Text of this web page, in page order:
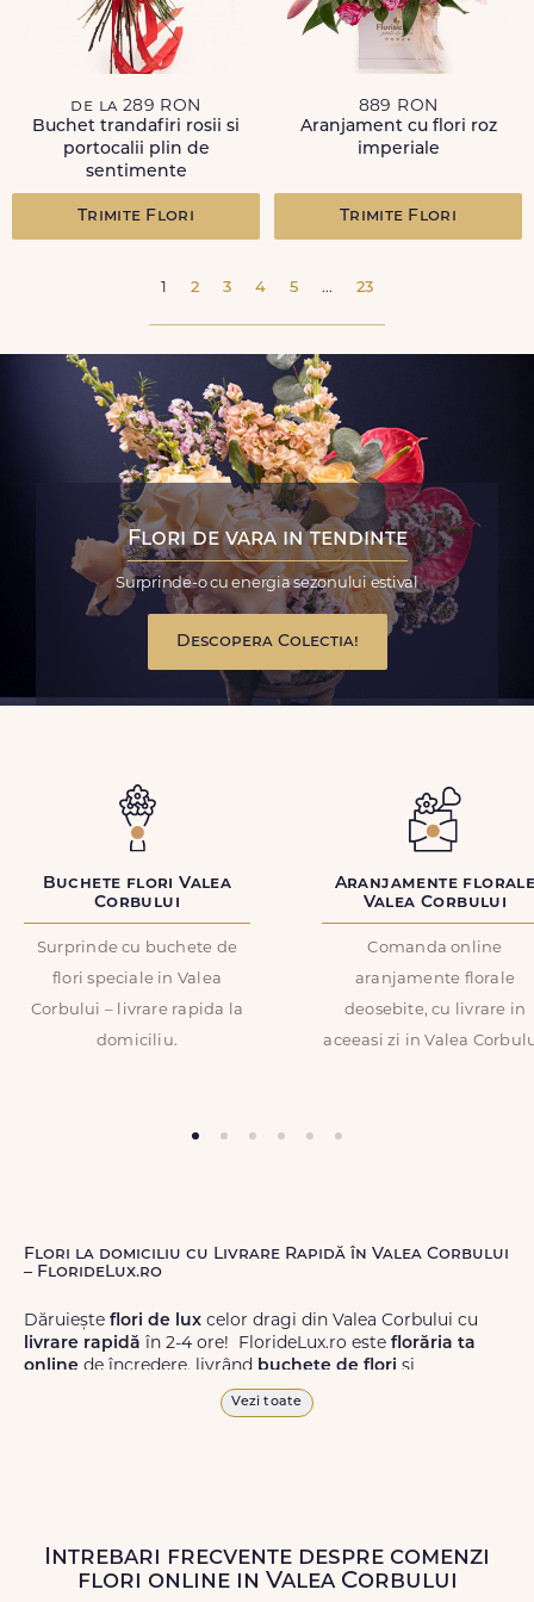
de la 289 RON
Buchet trandafiri rosii si
portocalii plin de
sentimente
Trimite Flori
889 RON
Aranjament cu flori roz
imperiale
Trimite Flori
1 2 3 4 5 ... 23
Flori de vara in tendinte
Surprinde-o cu energia sezonului estival
Descopera Colectia!
Buchete flori Valea
Corbului
Surprinde cu buchete de
flori speciale in Valea
Corbului – livrare rapida la
domiciliu.
Aranjamente
Valea Corbului
Comanda online
aranjamente florale
deosebite, cu livrare in
aceeasi zi in Valea
Flori la domiciliu cu Livrare Rapidă în Valea Corbului
– FlorideLux.ro
Dăruiește flori de lux celor dragi din Valea Corbului cu
livrare rapidă în 2-4 ore! FlorideLux.ro este florăria ta
online de încredere, livrând buchete de flori și
de calitate superioară în Valea
Corbului și în toată România.
Livrăm buchete de florichiar și înweekend, pentru ca tu
Vezi toate
Intrebari frecvente despre comenzi
flori online in Valea Corbului